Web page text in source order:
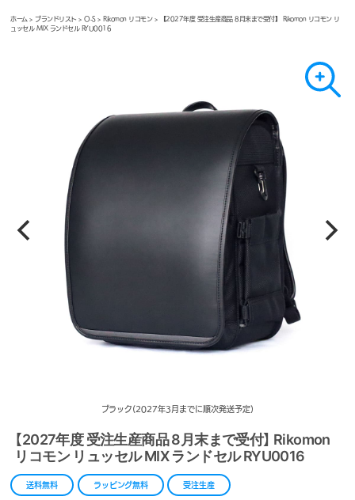
ホーム >ブランドリスト >O-S> Rikomon リコモン> 【2027年度 受注生産商品 8月末まで受付】 Rikomon リコモン リ
ュッセル MIX ランドセル RYU0016
ブラック(2027年3月までに順次発送予定)
【2027年度 受注生産商品 8月末まで受付】 Rikomon
リコモン リュッセル MIX ランドセル RYU0016
送料無料 ラッピング無料 受注生産